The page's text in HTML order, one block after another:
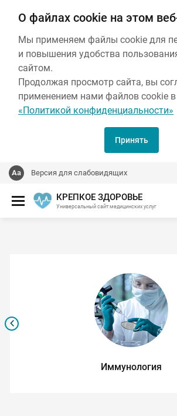
О файлах cookie на этом
Мы применяем файлы cookie для
и повышения удобства
сайтом.
Продолжая просмотр сайта, вы
применением нами файлов cookie в
«Политикой конфиденциальности»
Принять
Версия для слабовидящих
КРЕПКОЕ ЗДОРОВЬЕ
Универсальный сайт медицинских услуг
Иммунология